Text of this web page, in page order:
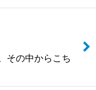
その中からこち